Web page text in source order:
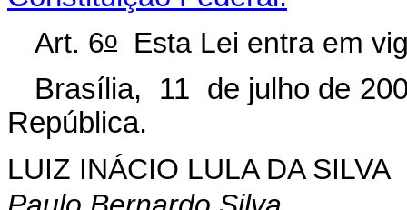
Art. 6o Esta Lei entra em
Brasília, 11 de julho de
República.
LUIZ INÁCIO LULA DA SILVA